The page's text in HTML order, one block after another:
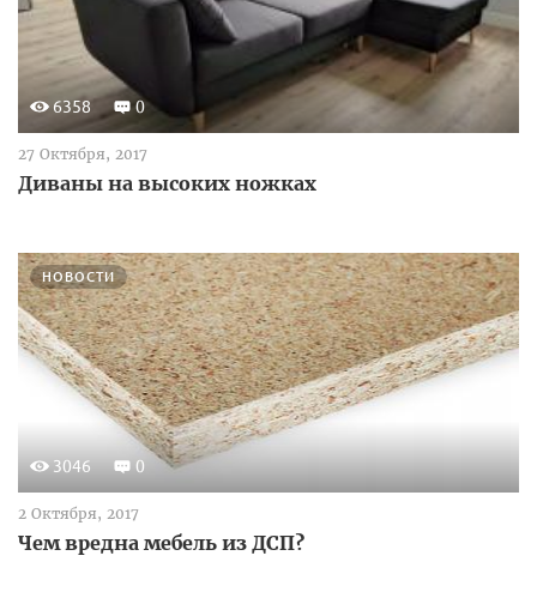
6358 0
27 Октября, 2017
Диваны на высоких ножках
НОВОСТИ
3046 0
2 Октября, 2017
Чем вредна мебель из ДСП?